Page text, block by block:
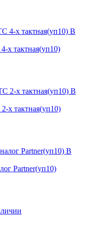
В
х тактная(уп10)
В
х тактная(уп10)
В
Partner(уп10)